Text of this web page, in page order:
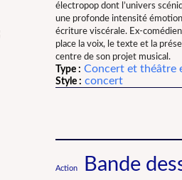
électropop dont l’univers
une profonde intensité
écriture viscérale. Ex-
place la voix, le texte et la
centre de son projet musical.
Type : Concert et théâtre
Style : concert
Action Bande